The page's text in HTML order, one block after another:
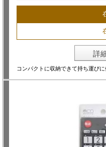
詳
コンパクトに収納できて持ち運び